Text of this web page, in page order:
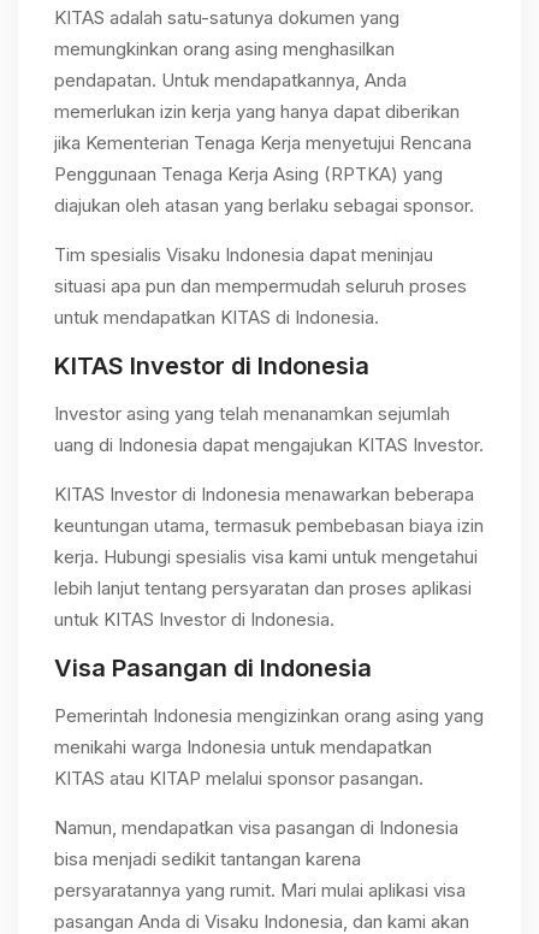
KITAS adalah satu-satunya dokumen yang
memungkinkan orang asing menghasilkan
pendapatan. Untuk mendapatkannya, Anda
memerlukan izin kerja yang hanya dapat diberikan
jika Kementerian Tenaga Kerja menyetujui Rencana
Penggunaan Tenaga Kerja Asing (RPTKA) yang
diajukan oleh atasan yang berlaku sebagai sponsor.
Tim spesialis Visaku Indonesia dapat meninjau
situasi apa pun dan mempermudah seluruh proses
untuk mendapatkan KITAS di Indonesia.
KITAS Investor di Indonesia
Investor asing yang telah menanamkan sejumlah
uang di Indonesia dapat mengajukan KITAS Investor.
KITAS Investor di Indonesia menawarkan beberapa
keuntungan utama, termasuk pembebasan biaya izin
kerja. Hubungi spesialis visa kami untuk mengetahui
lebih lanjut tentang persyaratan dan proses aplikasi
untuk KITAS Investor di Indonesia.
Visa Pasangan di Indonesia
Pemerintah Indonesia mengizinkan orang asing yang
menikahi warga Indonesia untuk mendapatkan
KITAS atau KITAP melalui sponsor pasangan.
Namun, mendapatkan visa pasangan di Indonesia
bisa menjadi sedikit tantangan karena
persyaratannya yang rumit. Mari mulai aplikasi visa
pasangan Anda di Visaku Indonesia, dan kami akan